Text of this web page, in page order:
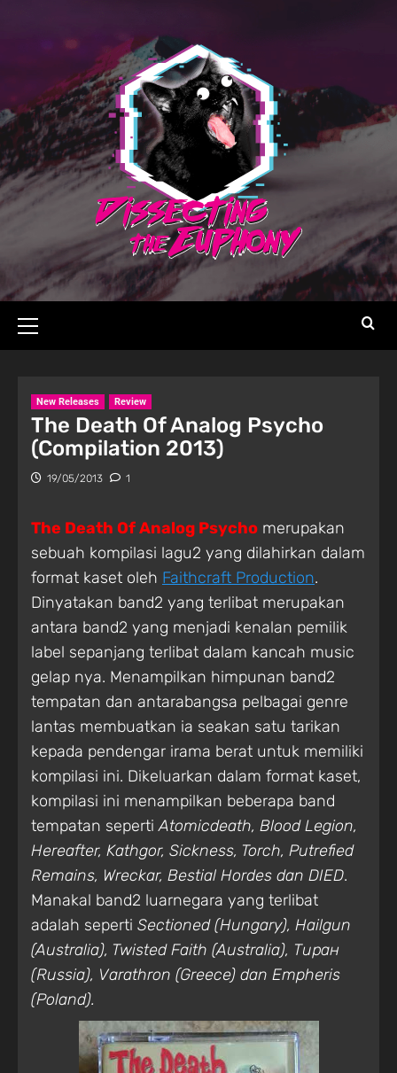
New Releases Review
The Death Of Analog Psycho
(Compilation 2013)
19/05/2013 1
The Death Of Analog Psycho merupakan
sebuah kompilasi lagu2 yang dilahirkan dalam
format kaset oleh Faithcraft Production.
Dinyatakan band2 yang terlibat merupakan
antara band2 yang menjadi kenalan pemilik
label sepanjang terlibat dalam kancah music
gelap nya. Menampilkan himpunan band2
tempatan dan antarabangsa pelbagai genre
lantas membuatkan ia seakan satu tarikan
kepada pendengar irama berat untuk memiliki
kompilasi ini. Dikeluarkan dalam format kaset,
kompilasi ini menampilkan beberapa band
tempatan sepertiAtomicdeath, Blood Legion,
Hereafter, Kathgor, Sickness, Torch, Putrefied
Remains, Wreckar, Bestial Hordes dan DIED.
Manakal band2 luarnegara yang terlibat
adalah seperti Sectioned (Hungary), Hailgun
(Australia), Twisted Faith (Australia), Тиран
(Russia), Varathron (Greece) dan Empheris
(Poland).